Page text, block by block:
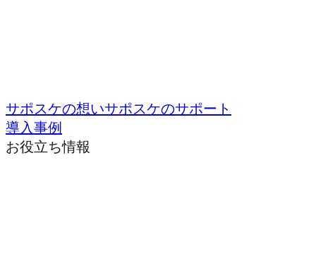
サポスケの想いサポスケのサポート
導入事例
お役立ち情報